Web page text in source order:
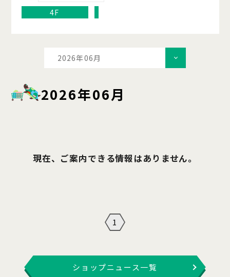
4F
2026年06月
2026年06月
現在、ご案内できる情報はありません。
1
ショップニュース一覧